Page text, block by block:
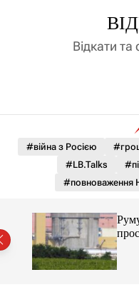
д
у
Відкати
#війна з Росією
#LB.Talks
#повноваження